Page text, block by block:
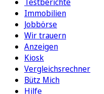
Immobilien
Jobbörse
Wir trauern
Anzeigen
Kiosk
Vergleichsrechner
Bütz Mich
Hilfe